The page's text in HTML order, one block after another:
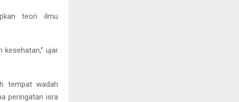
teori ilmu
kesehatan,” ujar
tempat wadah
peringatan isra